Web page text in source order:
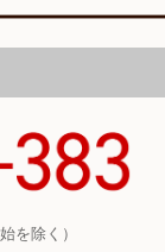
を除く）